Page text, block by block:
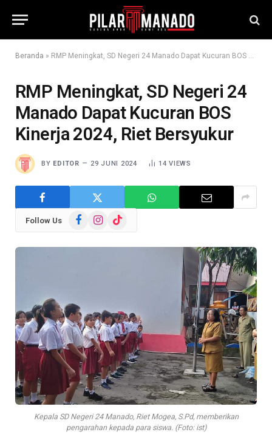
Beranda » RMP Meningkat, SD Negeri 24 Manado Dapat Kucuran BOS Kinerja 2024, Riet Bersyukur
RMP Meningkat, SD Negeri 24
Manado Dapat Kucuran BOS
Kinerja 2024, Riet Bersyukur
BY EDITOR 29 JUNI 2024 14VIEWS
Follow Us FacebookInstagram
TikTok
Kepala SD Negeri 24 Manado, Riet Mogea, S.Pd, memberikan
pengarahan kepada para siswa. (Foto: ist)